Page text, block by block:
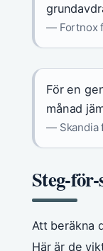
— Fortnox
För en
månad
— Skandia
Steg-
Att beräkna
Här är de